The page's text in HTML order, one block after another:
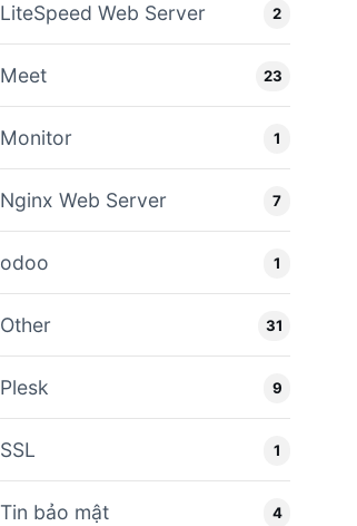
LiteSpeed Web Server 2
Meet 23
Monitor 1
Nginx Web Server 7
odoo 1
Other 31
Plesk 9
SSL 1
Tin bảo mật 4